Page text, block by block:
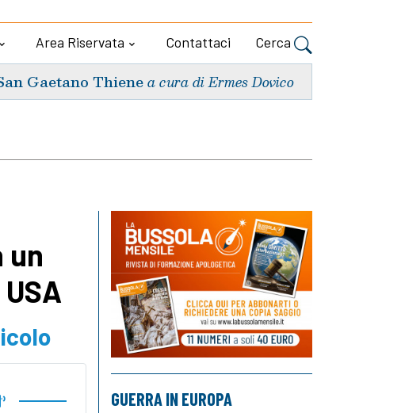
Area Riservata Contattaci Cerca
Gaetano Thiene a cura di Ermes Dovico
un
GUERRA IN EUROPA